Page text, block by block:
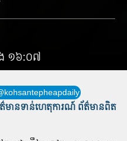
ង ១៦:០៧
ាន​ទាន់​ហេតុការណ៍ ព័ត៌មានពិត